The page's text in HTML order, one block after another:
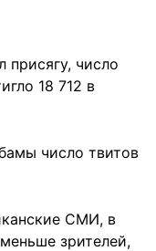
присягу, число
18 712 в
число твитов
СМИ, в
зрителей,